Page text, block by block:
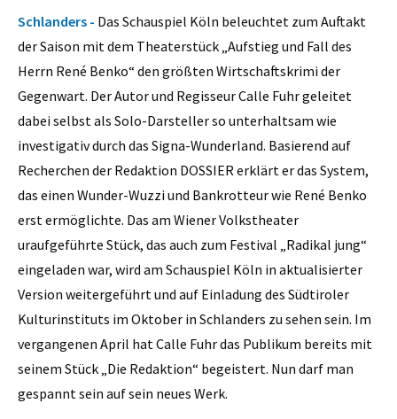
Schlanders - Das Schauspiel Köln beleuchtet zum Auftakt
der Saison mit dem Theaterstück „Aufstieg und Fall des
Herrn René Benko“ den größten Wirtschaftskrimi der
Gegenwart. Der Autor und Regisseur Calle Fuhr geleitet
dabei selbst als Solo-Darsteller so unterhaltsam wie
investigativ durch das Signa-Wunderland. Basierend auf
Recherchen der Redaktion DOSSIER erklärt er das System,
das einen Wunder-Wuzzi und Bankrotteur wie René Benko
erst ermöglichte. Das am Wiener Volkstheater
uraufgeführte Stück, das auch zum Festival „Radikal jung“
eingeladen war, wird am Schauspiel Köln in aktualisierter
Version weitergeführt und auf Einladung des Südtiroler
Kulturinstituts im Oktober in Schlanders zu sehen sein. Im
vergangenen April hat Calle Fuhr das Publikum bereits mit
seinem Stück „Die Redaktion“ begeistert. Nun darf man
gespannt sein auf sein neues Werk.